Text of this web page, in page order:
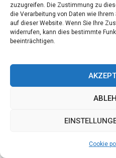
zuzugreifen. Die Zustimmung zu
die Verarbeitung von Daten wie
auf dieser Website. Wenn Sie Ihre
widerrufen, kann dies bestimmte
beeinträchtigen.
Cookie
Angebote
Guten Tag liebe Leserinnen und
über ein faszinierendes Gerät
wir Erinnerungen festhalten...